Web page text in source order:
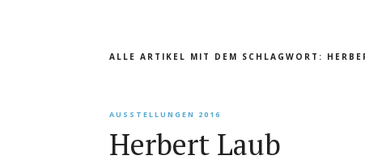
ALLE ARTIKEL MIT DEM SCHLAGWORT:
AUSSTELLUNGEN 2016
Herbert Laub